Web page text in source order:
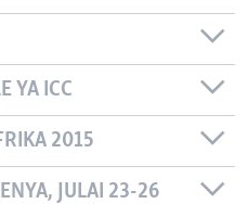
YA ICC
2015
JULAI 23-26